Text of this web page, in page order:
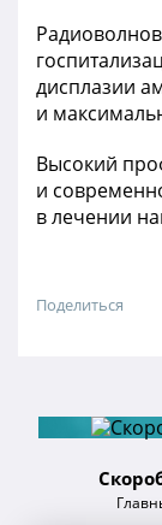
дисплазии
и
Высокий
и
в лечении
Поделиться